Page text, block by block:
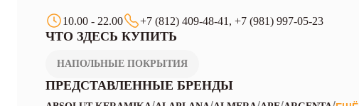
10.00 - 22.00 +7 (812) 409-48-41, +7 (981) 997-05-23
ЧТО ЗДЕСЬ КУПИТЬ
НАПОЛЬНЫЕ ПОКРЫТИЯ
ПРЕДСТАВЛЕННЫЕ БРЕНДЫ